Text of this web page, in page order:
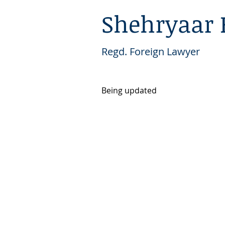
Shehryaar
Regd. Foreign Lawyer
Being updated